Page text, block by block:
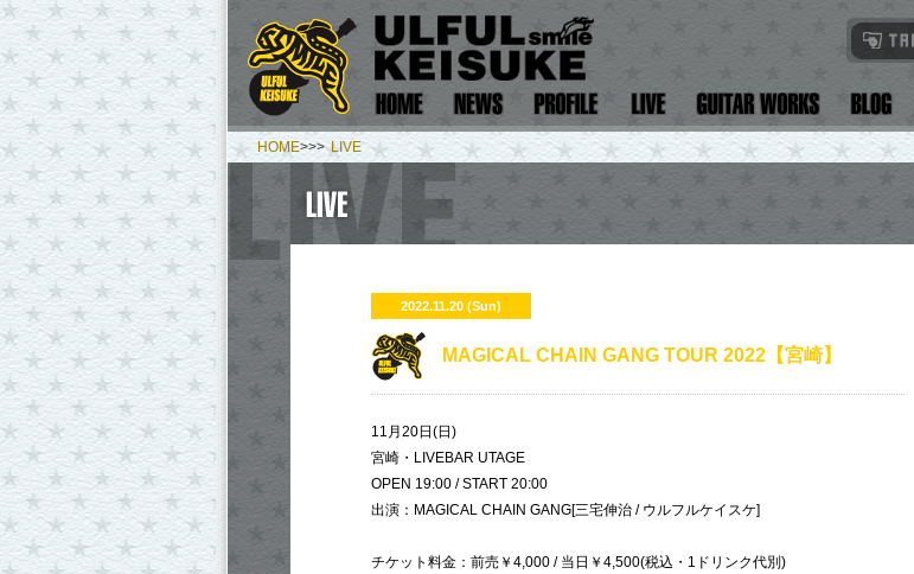
HOME>>> LIVE
2022.11.20 (Sun)
​MAGICAL CHAIN GANG TOUR 2022【宮崎】
11月20日(日)
宮崎・LIVEBAR UTAGE
OPEN 19:00 / START 20:00
出演：MAGICAL CHAIN GANG[三宅伸治 / ウルフルケイスケ]
チケット料金：前売￥4,000 / 当日￥4,500(税込・1ドリンク代別)